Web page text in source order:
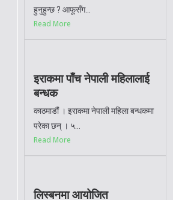
हुनुहुन्छ ? आफूसँग...
Read More
इराकमा पाँच नेपाली महिलालाई
बन्धक
काठमाडौं । इराकमा नेपाली महिला बन्धकमा
परेका छन् । ५...
Read More
लिस्बनमा आयोजित